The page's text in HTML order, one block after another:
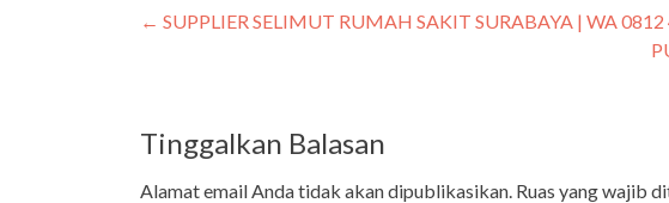
← SUPPLIER SELIMUT RUMAH SAKIT SURABAYA | WA
Tinggalkan Balasan
Alamat email Anda tidak akan dipublikasikan. Ruas yang wajib